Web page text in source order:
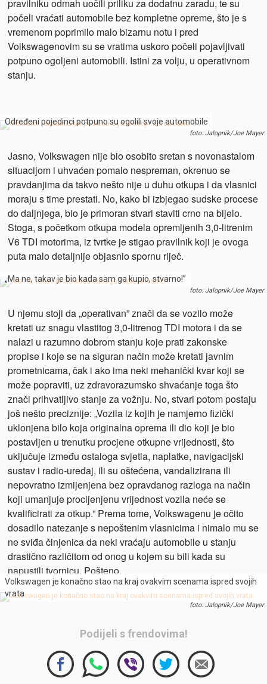
pravilniku odmah uočili priliku za dodatnu zaradu, te su
počeli vraćati automobile bez kompletne opreme, što je s
vremenom poprimilo malo bizarnu notu i pred
Volkswagenovim su se vratima uskoro počeli pojavljivati
potpuno ogoljeni automobili. Istini za volju, u operativnom
stanju.
Određeni pojedinci potpuno su ogolili svoje automobile
foto: Jalopnik/Joe Mayer
Jasno, Volkswagen nije bio osobito sretan s novonastalom
situacijom i uhvaćen pomalo nespreman, okrenuo se
pravdanjima da takvo nešto nije u duhu otkupa i da vlasnici
moraju s time prestati. No, kako bi izbjegao sudske procese
do daljnjega, bio je primoran stvari staviti crno na bijelo.
Stoga, s početkom otkupa modela opremljenih 3,0-litrenim
V6 TDI motorima, iz tvrtke je stigao pravilnik koji je ovoga
puta malo detaljnije objasnio spornu riječ.
„Ma ne, takav je bio kada sam ga kupio, stvarno!”
foto: Jalopnik/Joe Mayer
U njemu stoji da „operativan” znači da se vozilo može
kretati uz snagu vlastitog 3,0-litrenog TDI motora i da se
nalazi u razumno dobrom stanju koje prati zakonske
propise i koje se na siguran način može kretati javnim
prometnicama, čak i ako ima neki mehanički kvar koji se
može popraviti, uz zdravorazumsko shvaćanje toga što
znači prihvatljivo stanje za vožnju. No, stvari potom postaju
još nešto preciznije: „Vozila iz kojih je namjerno fizički
uklonjena bilo koja originalna oprema ili dio koji je bio
postavljen u trenutku procjene otkupne vrijednosti, što
uključuje između ostaloga svjetla, naplatke, navigacijski
sustav i radio-uređaj, ili su oštećena, vandalizirana ili
nepovratno izmijenjena bez opravdanog razloga na način
koji umanjuje procijenjenu vrijednost vozila neće se
kvalificirati za otkup.” Prema tome, Volkswagenu je očito
dosadilo natezanje s nepoštenim vlasnicima i nimalo mu se
ne sviđa činjenica da neki vraćaju automobile u stanju
drastično različitom od onog u kojem su bili kada su
napustili tvornicu. Pošteno.
Volkswagen je konačno stao na kraj ovakvim scenama ispred svojih
vrata
foto: Jalopnik/Joe Mayer
Podijeli s frendovima!